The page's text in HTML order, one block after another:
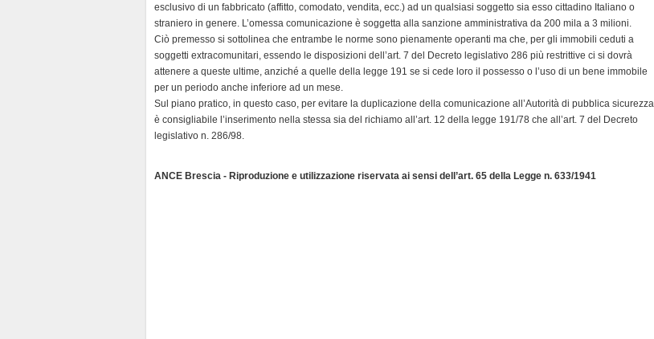
esclusivo di un fabbricato (affitto, comodato, vendita, ecc.) ad un qualsiasi soggetto sia esso cittadino Italiano o
straniero in genere. L’omessa comunicazione è soggetta alla sanzione amministrativa da 200 mila a 3 milioni.
Ciò premesso si sottolinea che entrambe le norme sono pienamente operanti ma che, per gli immobili ceduti a
soggetti extracomunitari, essendo le disposizioni dell’art. 7 del Decreto legislativo 286 più restrittive ci si dovrà
attenere a queste ultime, anziché a quelle della legge 191 se si cede loro il possesso o l’uso di un bene immobile
per un periodo anche inferiore ad un mese.
Sul piano pratico, in questo caso, per evitare la duplicazione della comunicazione all’Autorità di pubblica sicurezza,
è consigliabile l’inserimento nella stessa sia del richiamo all’art. 12 della legge 191/78 che all’art. 7 del Decreto
legislativo n. 286/98.
ANCE Brescia - Riproduzione e utilizzazione riservata ai sensi dell’art. 65 della Legge n. 633/1941